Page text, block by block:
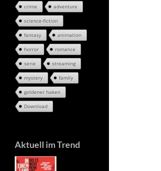
crime adventure
science-fiction
fantasy animation
horror romance
serie streaming
mystery family
goldener haken
Download
Aktuell im Trend